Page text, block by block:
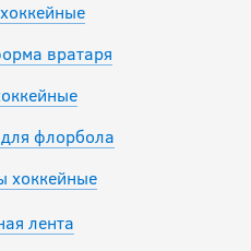
вратаря
флорбола
хоккейные
лента